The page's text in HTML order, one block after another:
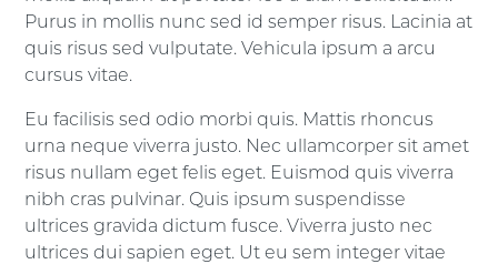
Purus in mollis nunc sed id semper risus. Lacinia at
quis risus sed vulputate. Vehicula ipsum a arcu
cursus vitae.
Eu facilisis sed odio morbi quis. Mattis rhoncus
urna neque viverra justo. Nec ullamcorper sit amet
risus nullam eget felis eget. Euismod quis viverra
nibh cras pulvinar. Quis ipsum suspendisse
ultrices gravida dictum fusce. Viverra justo nec
ultrices dui sapien eget. Ut eu sem integer vitae